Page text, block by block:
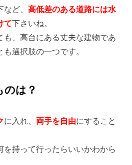
など、高低差のある道路には水
て下さいね。
も、高台にある丈夫な建物であ
選択肢の一つです。
のは？
に入れ、 両手を自由にすること
を持って行ったらいいかわから